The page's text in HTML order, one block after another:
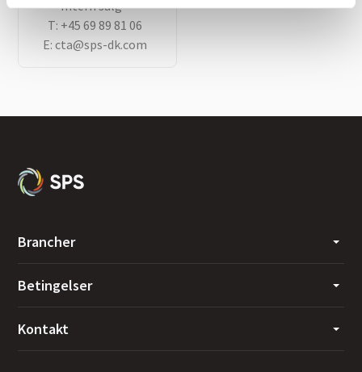
Intern salg
T: +45 69 89 81 06
E: cta@sps-dk.com
Brancher
Betingelser
Kontakt